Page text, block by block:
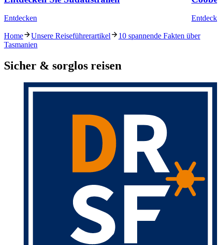
Entdecken
Home Unsere Reiseführerartikel
10 spannende Fakten über
Tasmanien
Sicher & sorglos reisen